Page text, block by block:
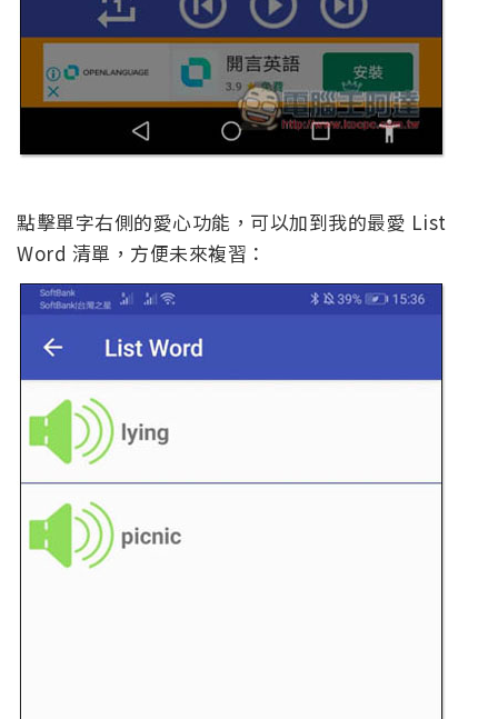
點擊單字右側的愛心功能，可以加到我的最愛 List
Word 清單，方便未來複習：